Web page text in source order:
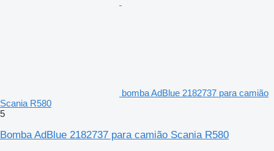
bomba AdBlue 2182737 para camião
Scania R580
5
Bomba AdBlue 2182737 para camião Scania R580